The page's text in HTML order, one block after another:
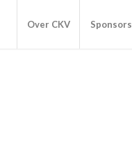
Over CKV Sponsors